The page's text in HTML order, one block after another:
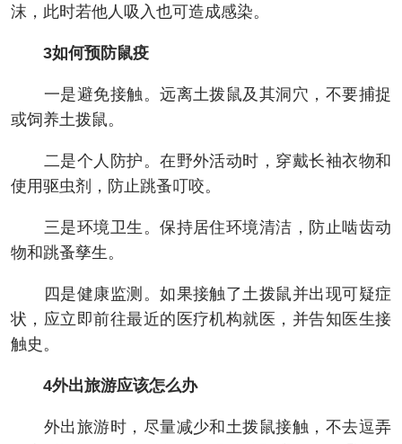
沫，此时若他人吸入也可造成感染。
3如何预防鼠疫
一是避免接触。远离土拨鼠及其洞穴，不要捕捉
或饲养土拨鼠。
二是个人防护。在野外活动时，穿戴长袖衣物和
使用驱虫剂，防止跳蚤叮咬。
三是环境卫生。保持居住环境清洁，防止啮齿动
物和跳蚤孳生。
四是健康监测。如果接触了土拨鼠并出现可疑症
状，应立即前往最近的医疗机构就医，并告知医生接
触史。
4外出旅游应该怎么办
外出旅游时，尽量减少和土拨鼠接触，不去逗弄